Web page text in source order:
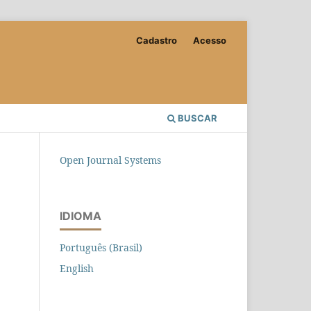
BUSCAR
Cadastro Acesso
Open Journal Systems
IDIOMA
Português (Brasil)
English